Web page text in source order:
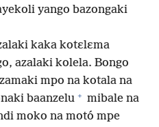
yango bazongaki
kaka kotɛlɛma
azalaki kolela. Bongo
mpo na kotala na
baanzelu + mibale na
moko na motó mpe